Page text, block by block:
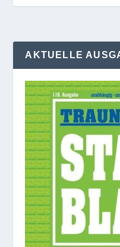
AKTUELLE